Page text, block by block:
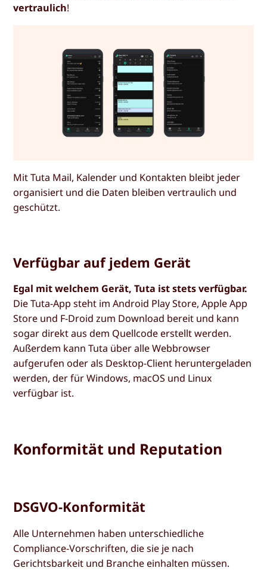
vertraulich!
Mit Tuta Mail, Kalender und Kontakten bleibt jeder
organisiert und die Daten bleiben vertraulich und
geschützt.
Verfügbar auf jedem Gerät
Egal mit welchem Gerät, Tuta ist stets verfügbar.
Die Tuta-App steht im Android Play Store, Apple App
Store und F-Droid zum Download bereit und kann
sogar direkt aus dem Quellcode erstellt werden.
Außerdem kann Tuta über alle Webbrowser
aufgerufen oder als Desktop-Client heruntergeladen
werden, der für Windows, macOS und Linux
verfügbar ist.
Konformität und Reputation
DSGVO-Konformität
Alle Unternehmen haben unterschiedliche
Compliance-Vorschriften, die sie je nach
Gerichtsbarkeit und Branche einhalten müssen.